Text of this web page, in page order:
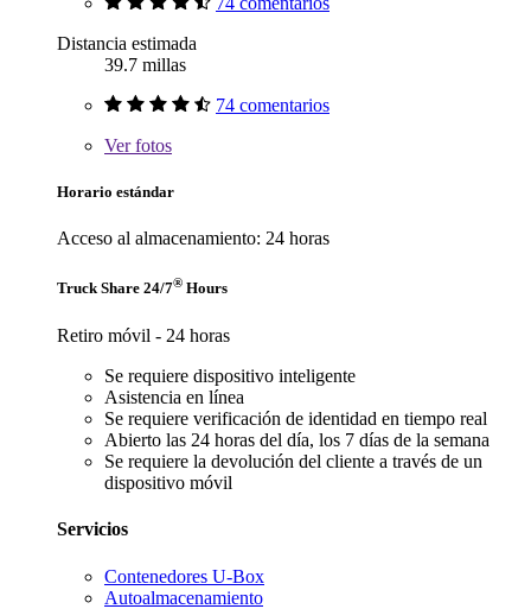
Distancia estimada
39.7 millas
74 comentarios
Verfotos
Horario estándar
Acceso al almacenamiento: 24 horas
Truck Share 24/7® Hours
Retiro móvil - 24 horas
Se requiere dispositivo inteligente
Asistencia en línea
Se requiere verificación de identidad en tiempo real
Abierto las 24 horas del día, los 7 días de la semana
Se requiere la devolución del cliente a través de un
dispositivo móvil
Servicios
Contenedores U-Box
Autoalmacenamiento